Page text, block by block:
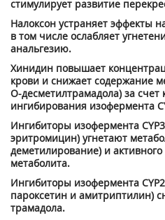
стимулирует развитие
Налоксон устраняет эффекты
в том числе ослабляет
анальгезию.
Хинидин повышает
крови и снижает содержание
О-десметилтрамадола) за счет
ингибирования изофермента
Ингибиторы изофермента
эритромицин) угнетают
деметилирование) и
метаболита.
Ингибиторы изофермента
пароксетин и амитриптилин)
трамадола.